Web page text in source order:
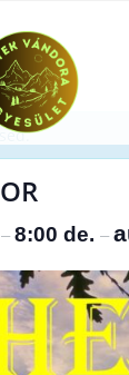
– 8:00 de. –